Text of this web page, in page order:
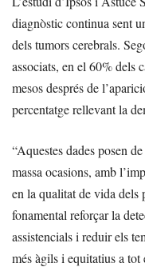
diagnòstic continua sent
dels tumors cerebrals.
associats, en el 60% dels
mesos després de
percentatge rellevant la
“Aquestes dades posen
massa ocasions, amb
en la qualitat de vida dels
fonamental reforçar la
assistencials i reduir els
més àgils i equitatius a tot